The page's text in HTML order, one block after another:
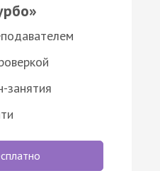
занятия